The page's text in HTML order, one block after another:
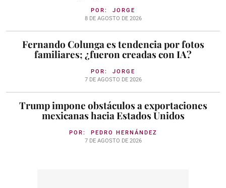
POR: JORGE
8 DE AGOSTO DE 2026
Fernando Colunga es tendencia por fotos
familiares; ¿fueron creadas con IA?
POR: JORGE
7 DE AGOSTO DE 2026
Trump impone obstáculos a exportaciones
mexicanas hacia Estados Unidos
POR: PEDRO HERNÁNDEZ
7 DE AGOSTO DE 2026